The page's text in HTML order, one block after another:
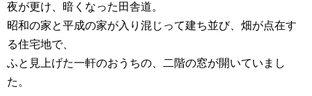
夜が更け、暗くなった田舎道。
昭和の家と平成の家が入り混じって建ち並び、畑が点在す
る住宅地で、
ふと見上げた一軒のおうちの、二階の窓が開いていまし
た。